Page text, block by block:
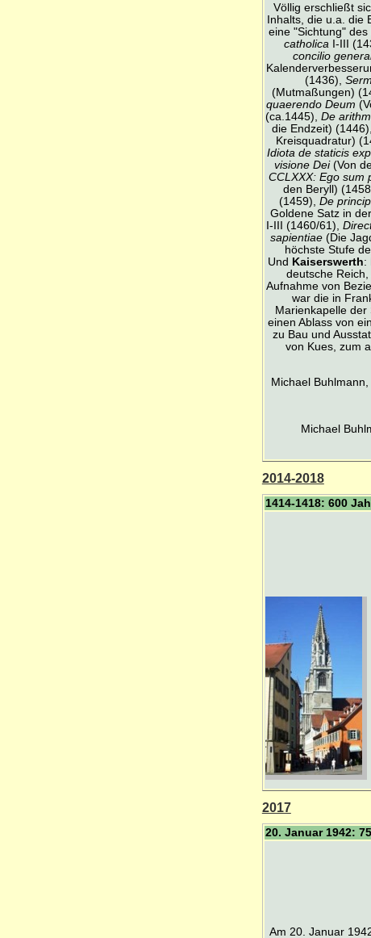
Völlig erschließt
Inhalts, die u.a.
eine "Sichtung"
catholica I-III
concilio
(1436),
(Mutmaßungen)
quaerendo Deum
(ca.1445),De
die Endzeit) (1446),
Kreisquadratur)
Idiota de staticis
visione Dei(Von
CCLXXX: Ego sum
den Beryll)
(1459),De
Goldene Satz in
I-III (1460/61),
sapientiae(Die
höchste Stufe
Und Kaiserswerth:
deutsche
Aufnahme von
war die in
Marienkapelle
einen Ablass von
zu Bau und
von Kues, zum
Michael
Michael
2014-2018
1414-1418: 600
2017
20. Januar 1942:
Am 20. Januar